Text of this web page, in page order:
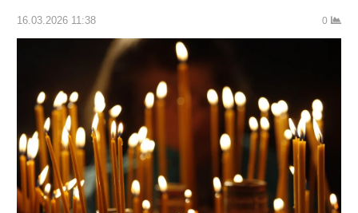
16.03.2026 11:38 0